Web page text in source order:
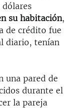
su habitación,
de crédito fue
diario, tenían
una pared de
durante el
la pareja